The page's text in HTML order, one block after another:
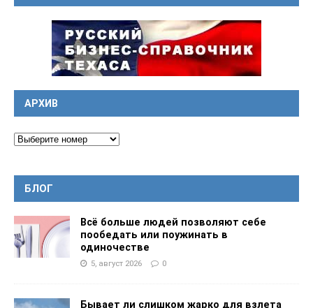
АРХИВ
БЛОГ
Всё больше людей позволяют себе
пообедать или поужинать в
одиночестве
5, август 2026 0
Бывает ли слишком жарко для взлета